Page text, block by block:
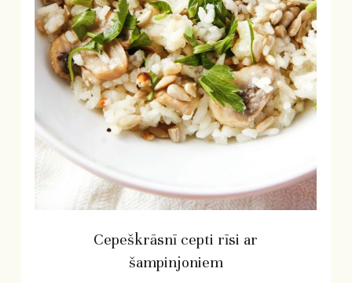
Cepeškrāsnī cepti rīsi ar
šampinjoniem